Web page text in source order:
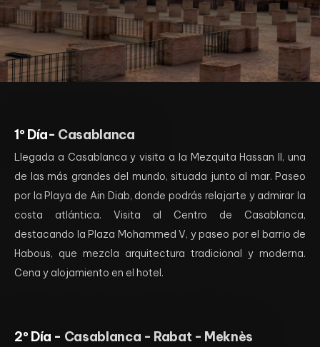
1º Día- Casablanca
Llegada a Casablanca y visita a la Mezquita Hassan II, una
de las más grandes del mundo, situada junto al mar. Paseo
por la Playa de Ain Diab, donde podrás relajarte y admirar la
costa atlántica. Visita al Centro de Casablanca,
destacando la Plaza Mohammed V, y paseo por el barrio de
Habous, que mezcla arquitectura tradicional y moderna.
Cena y alojamiento en el hotel.
2º Día - Casablanca - Rabat - Meknès